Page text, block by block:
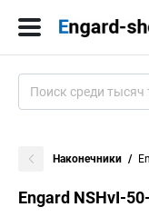
Наконечники
Engard NSHvI-